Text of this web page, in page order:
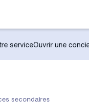
serviceOuvrir une
secondaires